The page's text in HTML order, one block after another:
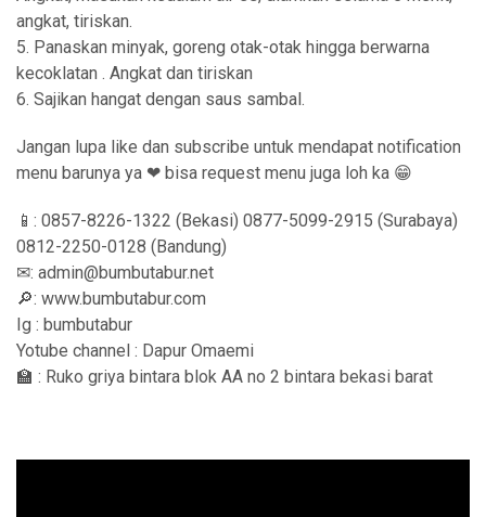
angkat, tiriskan.
5. Panaskan minyak, goreng otak-otak hingga berwarna
kecoklatan . Angkat dan tiriskan
6. Sajikan hangat dengan saus sambal.
Jangan lupa like dan subscribe untuk mendapat notification
menu barunya ya ❤ bisa request menu juga loh ka 😁
📱: 0857-8226-1322 (Bekasi) 0877-5099-2915 (Surabaya)
0812-2250-0128 (Bandung)
✉: admin@bumbutabur.net
🔎: www.bumbutabur.com
Ig : bumbutabur
Yotube channel : Dapur Omaemi
🏫 : Ruko griya bintara blok AA no 2 bintara bekasi barat